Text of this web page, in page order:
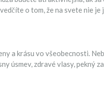
o tom, že na svete nie
a krásu vo všeobecnosti.
úsmev, zdravé vlasy, pekný